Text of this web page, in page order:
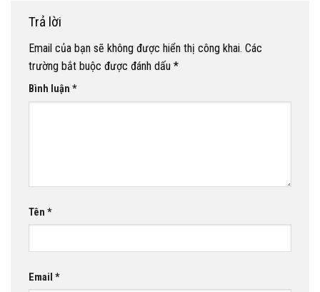
Trả lời
Email của bạn sẽ không được hiển thị công khai. Các
trường bắt buộc được đánh dấu *
Bình luận *
Tên *
Email *